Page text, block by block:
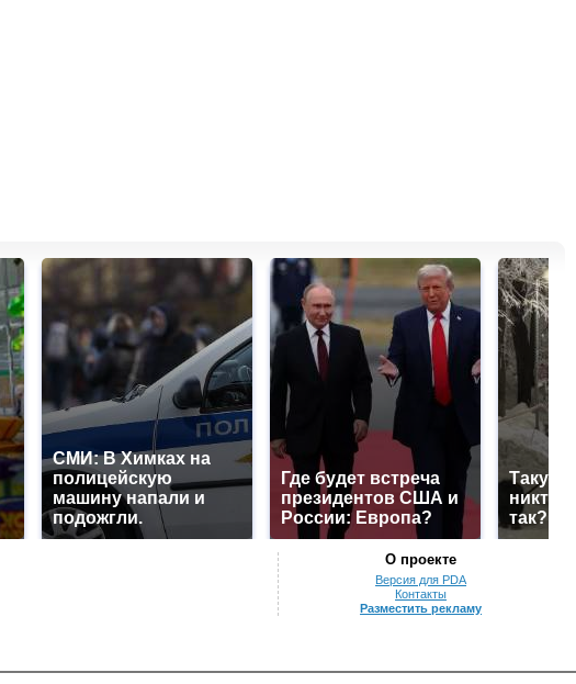
СМИ: В Химках на
полицейскую
машину напали и
подожгли.
Где будет встреча
президентов США и
России: Европа?
Такую
никто
так?!
О проекте
Версия для PDA
Контакты
Разместить рекламу